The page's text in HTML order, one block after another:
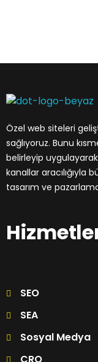
Özel web siteleri
sağlıyoruz. Bunu
belirleyip
kanallar aracılığıyla
tasarım ve
SEO
SEA
Sosyal Medya